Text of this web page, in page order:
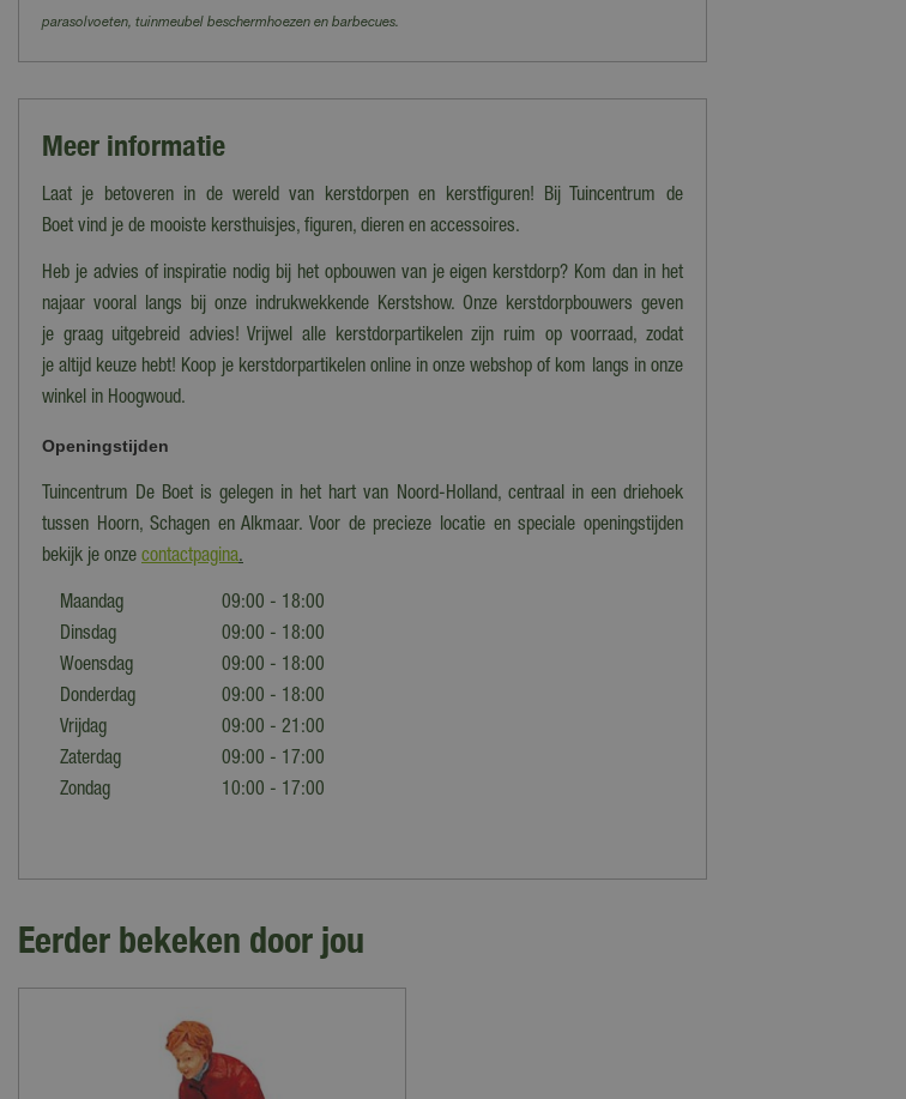
parasolvoeten, tuinmeubel beschermhoezen en barbecues.
Meer informatie
Laat je betoveren in de wereld van kerstdorpen en kerstfiguren! Bij Tuincentrum de
Boet vind je de mooiste kersthuisjes, figuren, dieren en accessoires.
Heb je advies of inspiratie nodig bij het opbouwen van je eigen kerstdorp? Kom dan in het
najaar vooral langs bij onze indrukwekkende Kerstshow. Onze kerstdorpbouwers geven
je graag uitgebreid advies! Vrijwel alle kerstdorpartikelen zijn ruim op voorraad, zodat
je altijd keuze hebt! Koop je kerstdorpartikelen online in onze webshop of kom langs in onze
winkel in Hoogwoud.
Openingstijden
Tuincentrum De Boet is gelegen in het hart van Noord-Holland, centraal in een driehoek
tussen Hoorn, Schagen en Alkmaar. Voor de precieze locatie en speciale openingstijden
bekijk je onze contactpagina.
Maandag
09:00 - 18:00
Dinsdag
09:00 - 18:00
Woensdag
09:00 - 18:00
Donderdag
09:00 - 18:00
Vrijdag
09:00 - 21:00
Zaterdag
09:00 - 17:00
Zondag
10:00 - 17:00
Eerder bekeken door jou